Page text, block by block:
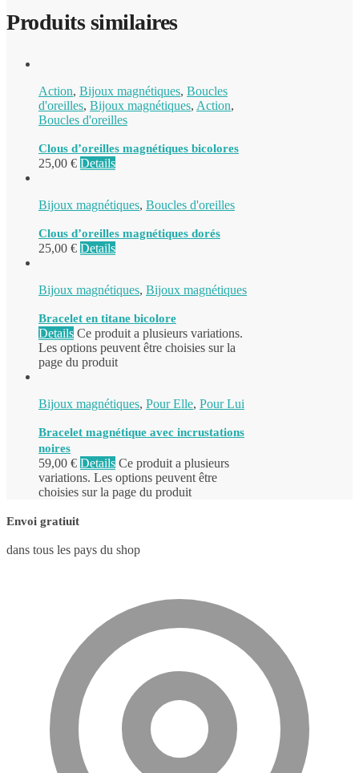
Produits similaires
Action, Bijoux magnétiques, Boucles
d'oreilles, Bijoux magnétiques, Action,
Boucles d'oreilles
Clous d’oreilles magnétiques bicolores
25,00 € Details
Bijoux magnétiques, Boucles d'oreilles
Clous d’oreilles magnétiques dorés
25,00 € Details
Bijoux magnétiques, Bijoux magnétiques
Bracelet en titane bicolore
Details Ce produit a plusieurs variations.
Les options peuvent être choisies sur la
page du produit
Bijoux magnétiques, Pour Elle, Pour Lui
Bracelet magnétique avec incrustations
noires
59,00 € Details Ce produit a plusieurs
variations. Les options peuvent être
choisies sur la page du produit
Envoi gratiuit
dans tous les pays du shop